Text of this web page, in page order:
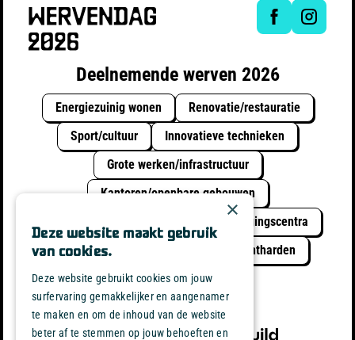
Deelnemende werven 2026
Energiezuinig wonen
Renovatie/restauratie
Sport/cultuur
Innovatieve technieken
Grote werken/infrastructuur
Kantoren/openbare gebouwen
Rust & Verzorgingscentra
Circulair bouwen
Vergroenen / Ontharden
Duurzaam met water
powered by
×
Deze website maakt gebruik
van cookies.
Deze website gebruikt cookies om jouw
surfervaring gemakkelijker en aangenamer
te maken en om de inhoud van de website
beter af te stemmen op jouw behoeften en